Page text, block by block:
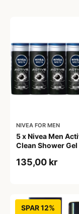
NIVEA FOR MEN
5 x Nivea Men
Clean Shower
135,00 kr
SPAR 12%